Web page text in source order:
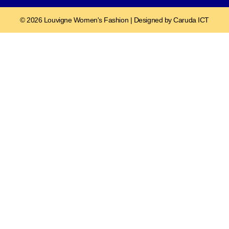
© 2026 Louvigne Women's Fashion | Designed by Caruda ICT